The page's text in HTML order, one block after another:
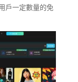
戶一定數量的免